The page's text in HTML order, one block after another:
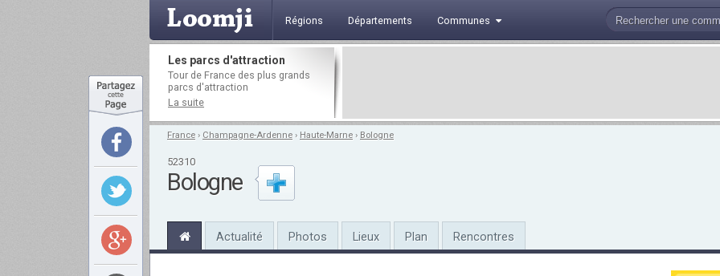
Régions Départements Communes
Les parcs d'attraction
Tour de France des plus grands
parcs d'attraction
La suite
France › Champagne-Ardenne › Haute-Marne › Bologne
52310
Bologne
Actualité Photos Lieux Plan Rencontres